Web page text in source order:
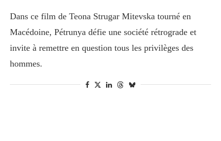
Dans ce film de Teona Strugar Mitevska tourné en
Macédoine, Pétrunya défie une société rétrograde et
invite à remettre en question tous les privilèges des
hommes.